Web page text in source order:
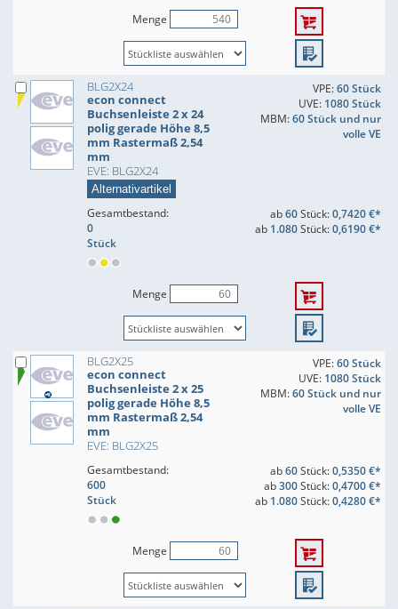
Menge
BLG2X24
econ connect
Buchsenleiste 2 x 24
polig gerade Höhe 8,5
mm Rastermaß 2,54
mm
EVE: BLG2X24
Alternativartikel
VPE:60 Stück
UVE: 1080 Stück
MBM:60 Stück und nur
volle VE
Gesamtbestand:
0
Stück
ab60Stück:0,7420 €*
ab 1.080Stück:0,6190 €*
Menge
BLG2X25
econ connect
Buchsenleiste 2 x 25
polig gerade Höhe 8,5
mm Rastermaß 2,54
mm
EVE: BLG2X25
VPE:60 Stück
UVE: 1080 Stück
MBM:60 Stück und nur
volle VE
Gesamtbestand:
600
Stück
ab60Stück:0,5350 €*
ab300Stück:0,4700 €*
ab 1.080Stück:0,4280 €*
Menge